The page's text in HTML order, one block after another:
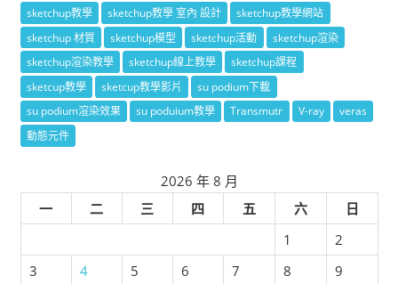
sketchup教學 sketchup教學 室內 設計
sketchup教學網站
sketchup 材質
sketchup模型 sketchup活動
sketchup渲染
sketchup渲染教學
sketchup線上教學
sketchup課程
sketcup教學
sketcup教學影片
su podium下載
su podium渲染效果
su poduium教學 Transmutr V-ray
veras
動態元件
2026 年 8 月
一
二 三 四 五 六
日
1
2
3
4 5 6 7 8
9